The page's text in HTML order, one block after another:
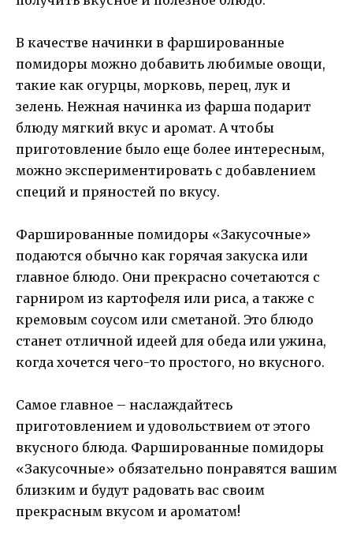
В качестве начинки в фаршированные
помидоры можно добавить любимые овощи,
такие как огурцы, морковь, перец, лук и
зелень. Нежная начинка из фарша подарит
блюду мягкий вкус и аромат. А чтобы
приготовление было еще более интересным,
можно экспериментировать с добавлением
специй и пряностей по вкусу.
Фаршированные помидоры «Закусочные»
подаются обычно как горячая закуска или
главное блюдо. Они прекрасно сочетаются с
гарниром из картофеля или риса, а также с
кремовым соусом или сметаной. Это блюдо
станет отличной идеей для обеда или ужина,
когда хочется чего-то простого, но вкусного.
Самое главное – наслаждайтесь
приготовлением и удовольствием от этого
вкусного блюда. Фаршированные помидоры
«Закусочные» обязательно понравятся вашим
близким и будут радовать вас своим
прекрасным вкусом и ароматом!